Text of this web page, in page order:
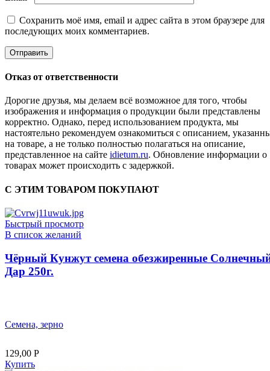
Сохранить моё имя, email и адрес сайта в этом браузере для
последующих моих комментариев.
Отказ от ответственности
Дорогие друзья, мы делаем всё возможное для того, чтобы
изображения и информация о продукции были представлены
корректно. Однако, перед использованием продукта, мы
настоятельно рекомендуем ознакомиться с описанием,
на товаре, а не только полностью полагаться на описание,
представленное на сайте idietum.ru. Обновление информации о
товарах может происходить с задержкой.
С ЭТИМ ТОВАРОМ ПОКУПАЮТ
Быстрый просмотр
В список желаний
Чёрный Кунжут семена обезжиренные
Дар 250г.
Семена, зерно
129,00 Р
Купить